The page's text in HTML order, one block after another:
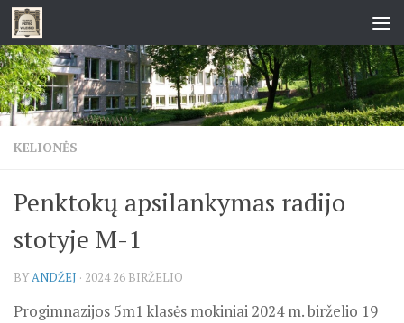
Skip to content
KELIONĖS
Penktokų apsilankymas radijo
stotyje M-1
BYANDŽEJ · 2024 26 BIRŽELIO
Progimnazijos 5m1 klasės mokiniai 2024 m. birželio 19